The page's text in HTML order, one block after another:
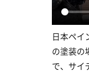
日本ペイ
の塗装の
で、サイ